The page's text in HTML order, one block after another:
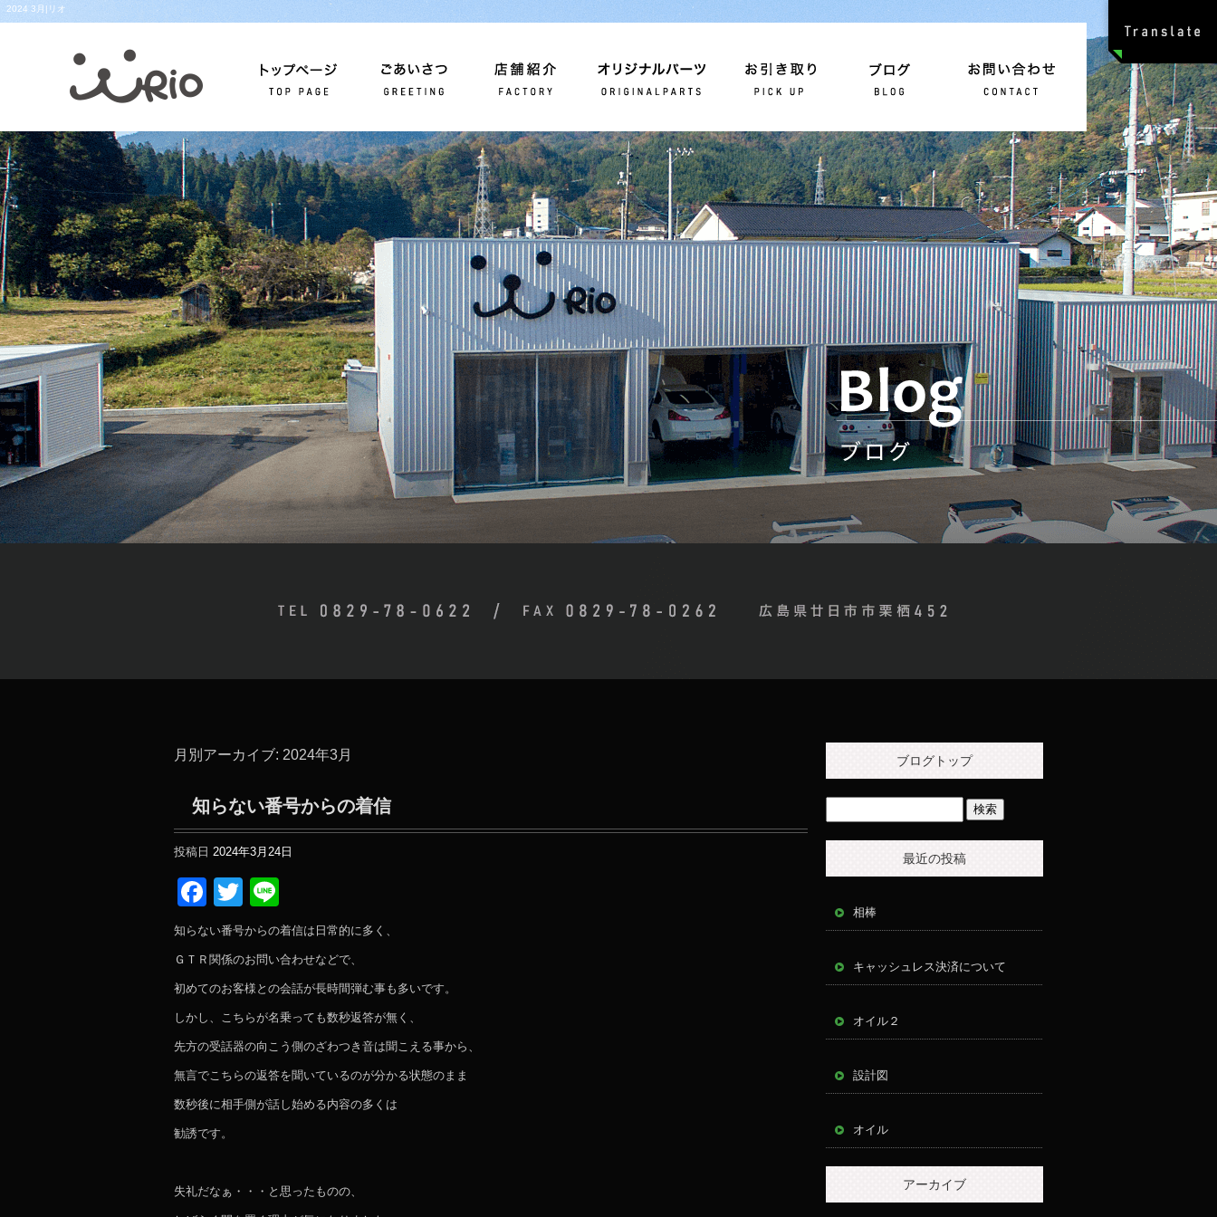
2024 3月|リオ
月別アーカイブ: 2024年3月
知らない番号からの着信
投稿日 2024年3月24日
Facebook
Twitter
知らない番号からの着信は日常的に多く、
ＧＴＲ関係のお問い合わせなどで、
初めてのお客様との会話が長時間弾む事も多いです。
しかし、こちらが名乗っても数秒返答が無く、
先方の受話器の向こう側のざわつき音は聞こえる事から、
無言でこちらの返答を聞いているのが分かる状態のまま
数秒後に相手側が話し始める内容の多くは
勧誘です。
失礼だなぁ・・・と思ったものの、
ブログトップ
最近の投稿
相棒
キャッシュレス決済について
オイル２
設計図
オイル
アーカイブ